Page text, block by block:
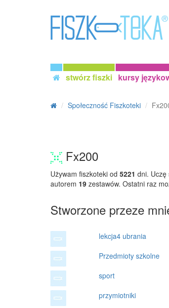
stwórz fiszki kursy
Społeczność Fiszkoteki
Fx200
Używam fiszkoteki od 5221 dni. Uczę
autorem 19 zestawów. Ostatni raz
Stworzone przeze
lekcja4 ubrania
Przedmioty szkolne
sport
przymiotniki